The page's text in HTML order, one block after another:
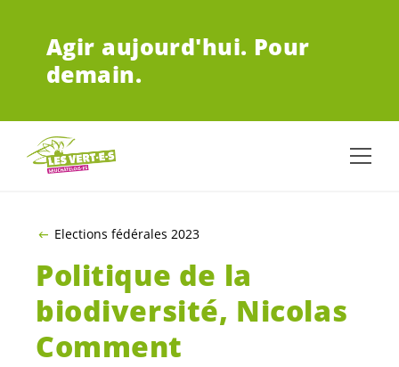
Agir aujourd'hui. Pour
demain.
Elections fédérales 2023
Politique de la
biodiversité, Nicolas
Comment